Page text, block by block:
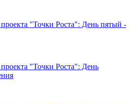
"Точки Роста": День пятый -
"Точки Роста": День